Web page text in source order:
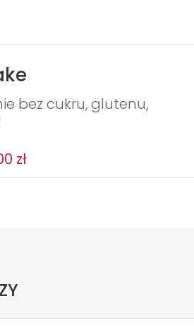
bez cukru, glutenu,
zł